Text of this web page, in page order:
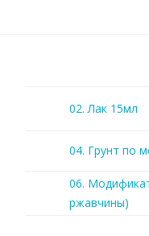
02. Лак 15мл
04. Грунт по
06.
ржавчины)